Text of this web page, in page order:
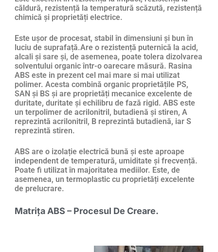
căldură, rezistență la temperatură scăzută, rezistență
chimică și proprietăți electrice.
Este ușor de procesat, stabil în dimensiuni și bun în
luciu de suprafață.Are o rezistență puternică la acid,
alcali și sare și, de asemenea, poate tolera dizolvarea
solventului organic într-o oarecare măsură. Rasina
ABS este in prezent cel mai mare si mai utilizat
polimer. Acesta combină organic proprietățile PS,
SAN și BS și are proprietăți mecanice excelente de
duritate, duritate și echilibru de fază rigid. ABS este
un terpolimer de acrilonitril, butadienă și stiren, A
reprezintă acrilonitril, B reprezintă butadienă, iar S
reprezintă stiren.
ABS are o izolație electrică bună și este aproape
independent de temperatură, umiditate și frecvență.
Poate fi utilizat în majoritatea mediilor. Este, de
asemenea, un termoplastic cu proprietăți excelente
de prelucrare.
Matrița ABS – Procesul De Creare.